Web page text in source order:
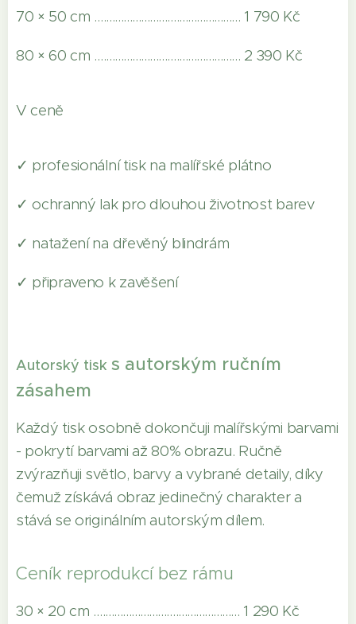
70 × 50 cm .................................................. 1 790 Kč
80 × 60 cm .................................................. 2 390 Kč
V ceně
✓ profesionální tisk na malířské plátno
✓ ochranný lak pro dlouhou životnost barev
✓ natažení na dřevěný blindrám
✓ připraveno k zavěšení
Autorský tisk s autorským ručním
zásahem
Každý tisk osobně dokončuji malířskými barvami
- pokrytí barvami až 80% obrazu. Ručně
zvýrazňuji světlo, barvy a vybrané detaily, díky
čemuž získává obraz jedinečný charakter a
stává se originálním autorským dílem.
Ceník reprodukcí bez rámu
30 × 20 cm .................................................. 1 290 Kč